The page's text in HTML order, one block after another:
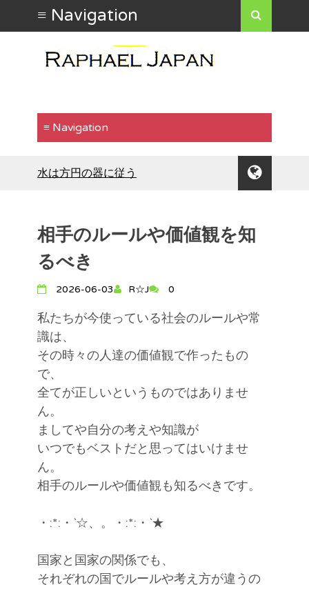
水は方円の器に従う
「気が合う」ということ
自分の魅力を出したいなら
倹約は運気を安定させる
人生に壁や障害は付きもの
長所と短所は背中合わせ
ください
魂で繋ぐもの
相手のルールや価値観を知
るべき
2026-06-03 R☆J 0
私たちが今使っている社会のルールや常
識は、
その時々の人達の価値観で作ったもの
で、
全てが正しいというものではありませ
ん。
ましてや自分の考えや知識が
いつでもベストだと思ってはいけませ
ん。
相手のルールや価値観も知るべきです。
・:*:・`☆、。・:*:・`★
国家と国家の関係でも、
それぞれの国でルールや考え方が違うの